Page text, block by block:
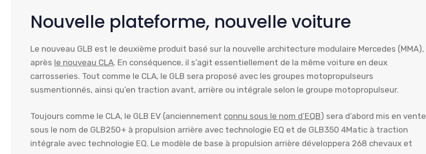
Nouvelle plateforme, nouvelle voiture
Le nouveau GLB est le deuxième produit basé sur la nouvelle architecture modulaire Mercedes (MMA),
après le nouveau CLA. En conséquence, il s’agit essentiellement de la même voiture en deux
carrosseries. Tout comme le CLA, le GLB sera proposé avec les groupes motopropulseurs
susmentionnés, ainsi qu’en traction avant, arrière ou intégrale selon le groupe motopropulseur.
Toujours comme le CLA, le GLB EV (anciennement connu sous le nom d’EQB) sera d’abord mis en vente
sous le nom de GLB250+ à propulsion arrière avec technologie EQ et de GLB350 4Matic à traction
intégrale avec technologie EQ. Le modèle de base à propulsion arrière développera 268 chevaux et